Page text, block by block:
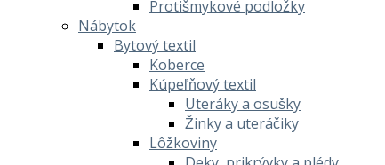
Protišmykové podložky
Nábytok
Bytový textil
Koberce
Kúpeľňový textil
Uteráky a osušky
Žinky a uteráčiky
Lôžkoviny